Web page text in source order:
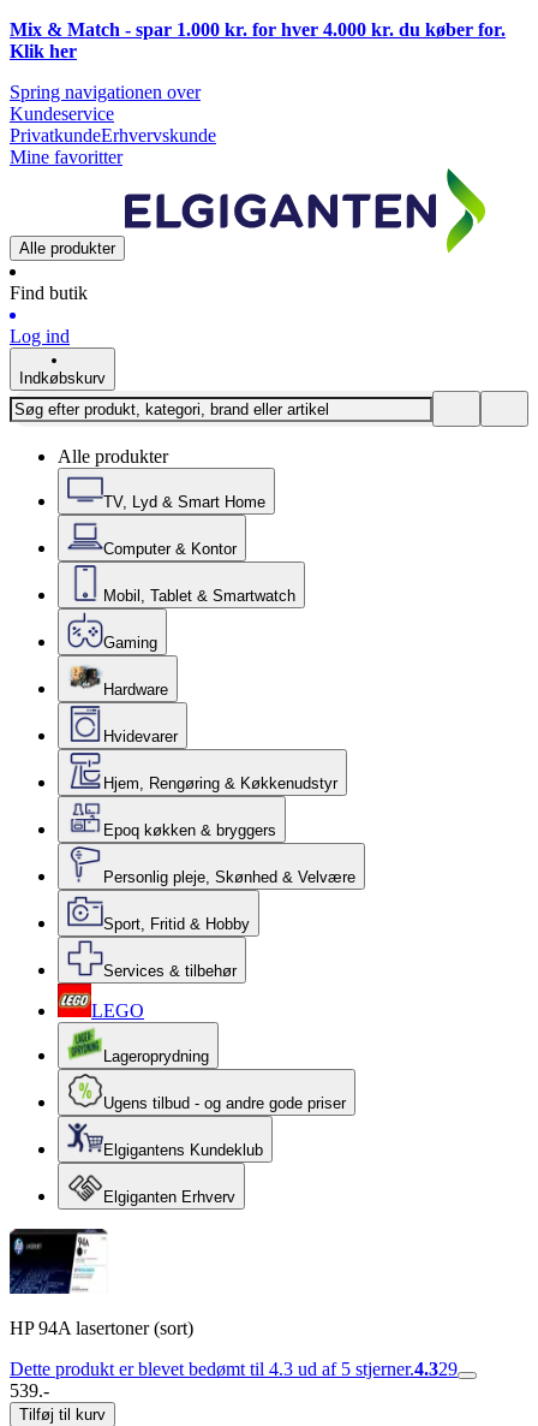
Mix & Match - spar 1.000 kr. for hver 4.000 kr. du køber for.
Klik her
Spring navigationen over
Kundeservice
PrivatkundeErhvervskunde
Mine favoritter
Alle produkter
Find butik
Log ind
Indkøbskurv
Alle produkter
TV, Lyd & Smart Home
Computer & Kontor
Mobil, Tablet & Smartwatch
Gaming
Hardware
Hvidevarer
Hjem, Rengøring & Køkkenudstyr
Epoq køkken & bryggers
Personlig pleje, Skønhed & Velvære
Sport, Fritid & Hobby
Services & tilbehør
LEGO
Lageroprydning
Ugens tilbud - og andre gode priser
Elgigantens Kundeklub
Elgiganten Erhverv
HP 94A lasertoner (sort)
Dette produkt er blevet bedømt til 4.3 ud af 5 stjerner.4.329
539.-
Tilføj til kurv